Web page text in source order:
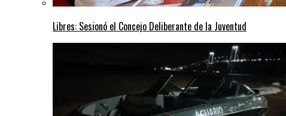
Libres: Sesionó el Concejo Deliberante de la Juventud